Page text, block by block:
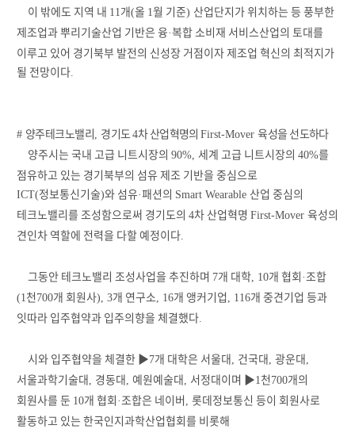
이 밖에도 지역 내 11 개(올 1 월 기준) 산업단지가 위치하는 등 풍부한
제조업과 뿌리기술산업 기반은 융·복합 소비재 서비스산업의 토대를
이루고 있어 경기북부 발전의 신성장 거점이자 제조업 혁신의 최적지가
될 전망이다
# 양주테크노밸리 경기도 4차 산업혁명의First-Mover육성을 선도하다
양주시는 국내 고급 니트시장의 90%, 세계 고급 니트시장의 40%를
점유하고 있는 경기북부의 섬유 제조 기반을 중심으로
ICT(정보통신기술)와 섬유·패션의 Smart Wearable 산업 중심의
테크노밸리를 조성함으로써 경기도의 4차 산업혁명 First-Mover 육성의
견인차 역할에 전력을 다할 예정이다
그동안 테크노밸리 조성사업을 추진하며 7개 대학 , 10개 협회 · 조합
(1 천 700개 회원사), 3개 연구소 , 16개 앵커기업 , 116개 중견기업 등과
잇따라 입주협약과 입주의향을 체결했다
시와 입주협약을 체결한 ▶7개 대학은 서울대 건국대 광운대
서울과학기술대 경동대 예원예술대 서정대이며 ▶1 천 700개의
회원사를 둔 10개 협회 · 조합은 네이버 롯데정보통신 등이 회원사로
활동하고 있는 한국인지과학산업협회를 비롯해